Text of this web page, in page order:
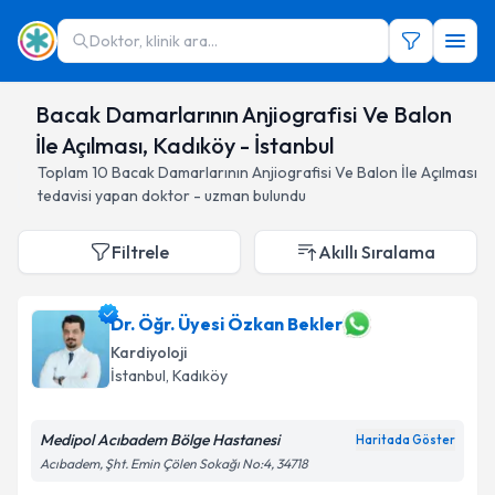
Doktor, klinik ara...
Bacak Damarlarının Anjiografisi Ve Balon
İle Açılması, Kadıköy - İstanbul
Toplam 10 Bacak Damarlarının Anjiografisi Ve Balon İle Açılması
tedavisi yapan doktor - uzman bulundu
Filtrele Akıllı Sıralama
Dr. Öğr. Üyesi Özkan Bekler
Kardiyoloji
İstanbul, Kadıköy
Medipol Acıbadem Bölge Hastanesi Haritada Göster
Acıbadem, Şht. Emin Çölen Sokağı No:4, 34718